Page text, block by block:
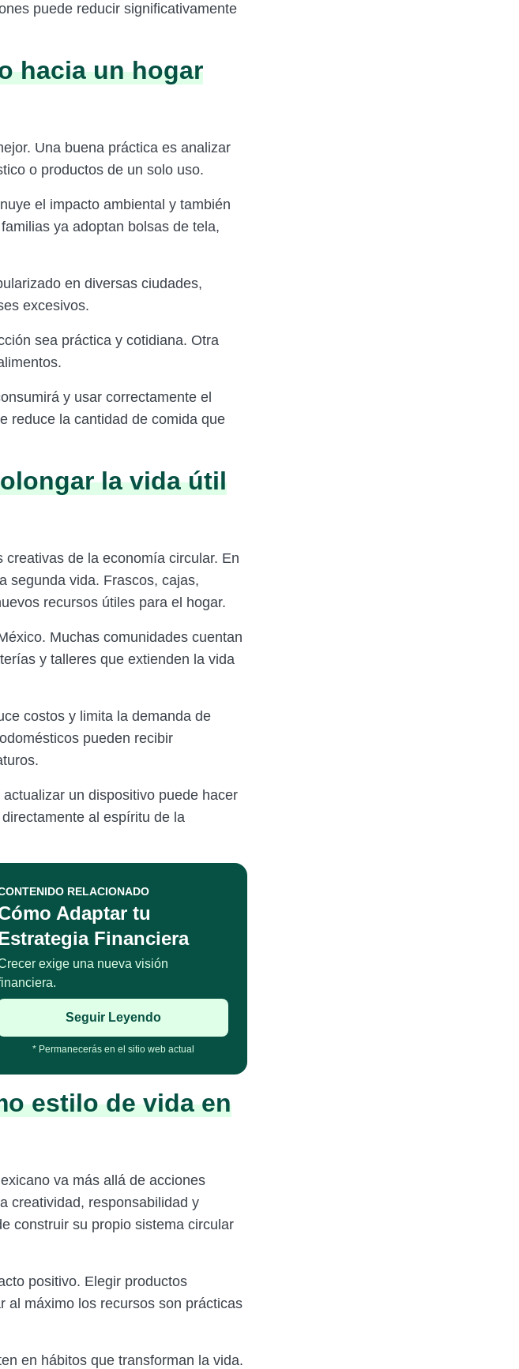
puede reducir significativamente
hacia un hogar
Una buena práctica es analizar
o productos de un solo uso.
el impacto ambiental y también
ya adoptan bolsas de tela,
en diversas ciudades,
excesivos.
sea práctica y cotidiana. Otra
y usar correctamente el
reduce la cantidad de comida que
la vida útil
de la economía circular. En
segunda vida. Frascos, cajas,
recursos útiles para el hogar.
Muchas comunidades cuentan
y talleres que extienden la vida
costos y limita la demanda de
pueden recibir
un dispositivo puede hacer
al espíritu de la
RELACIONADO
Adaptar tu
Financiera
exige una nueva visión
Seguir Leyendo
* Permanecerás en el sitio web actual
estilo de vida en
va más allá de acciones
creatividad, responsabilidad y
construir su propio sistema circular
positivo. Elegir productos
al máximo los recursos son prácticas
en hábitos que transforman la vida.